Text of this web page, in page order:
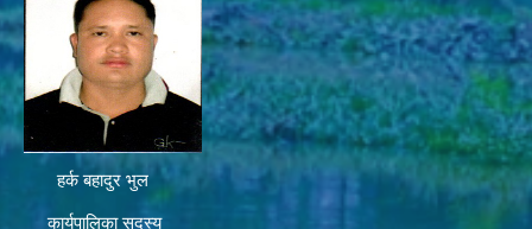
हर्क बहादुर भुल
कार्यपालिका सदस्य